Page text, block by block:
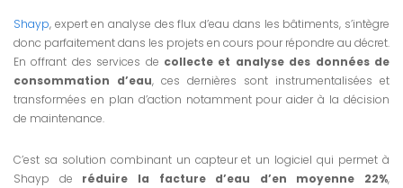
Shayp, expert en analyse des flux d’eau dans les bâtiments, s’intègre
donc parfaitement dans les projets en cours pour répondre au décret.
En offrant des services de collecte et analyse des données de
consommation d’eau, ces dernières sont instrumentalisées et
transformées en plan d’action notamment pour aider à la décision
de maintenance.
C’est sa solution combinant un capteur et un logiciel qui permet à
Shayp de réduire la facture d’eau d’en moyenne 22%,